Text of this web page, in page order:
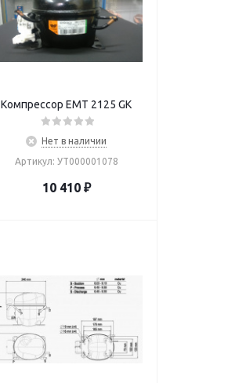
Компрессор EMT 2125 GK
Нет в наличии
Артикул: УТ000001078
10 410₽